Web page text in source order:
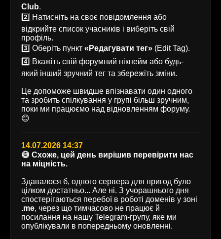
Club.
2️⃣ Натисніть на своє повідомлення або
відкрийте список учасників і виберіть свій
профіль.
3️⃣ Оберіть пункт «Редагувати тег» (Edit Tag).
4️⃣ Вкажіть свій форумний нікнейм або будь-
який інший зручний тег та збережіть зміни.
Це допоможе швидше впізнавати один одного
та зробить спілкування у групі більш зручним,
поки ми працюємо над відновленням форуму.
😊
14.07.2026 14:37
😅 Схоже, цей день вирішив перевірити нас
на міцність.
Здавалося б, одного сервера для пригод було
цілком достатньо... Але ні. З учорашнього дня
спостерігаються перебої в роботі доменів у зоні
.me, через що тимчасово не працює й
посилання на нашу Telegram-групу, яке ми
опублікували в попередньому оновленні.